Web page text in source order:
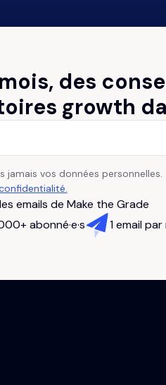
des
growth
jamais vos données personnelles.
emails de Make the Grade
abonné·e·s
1 email par